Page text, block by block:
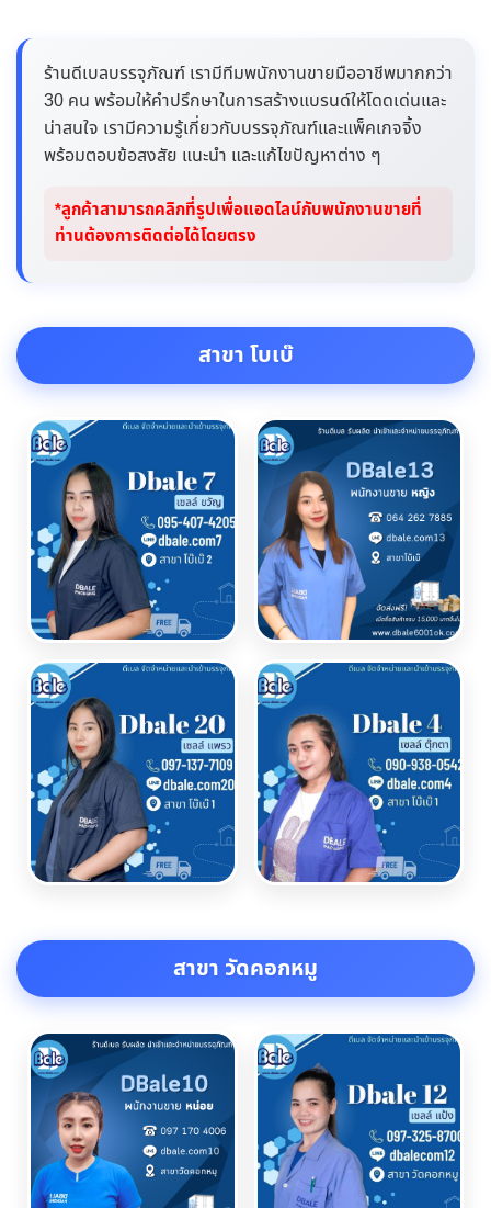
ร้านดีเบลบรรจุภัณฑ์ เรามีทีมพนักงานขายมืออาชีพมากกว่า
30 คน พร้อมให้คำปรึกษาในการสร้างแบรนด์ให้โดดเด่นและ
น่าสนใจ เรามีความรู้เกี่ยวกับบรรจุภัณฑ์และแพ็คเกจจิ้ง
พร้อมตอบข้อสงสัย แนะนำ และแก้ไขปัญหาต่าง ๆ
*ลูกค้าสามารถคลิกที่รูปเพื่อแอดไลน์กับพนักงานขายที่
ท่านต้องการติดต่อได้โดยตรง
สาขา โบเบ๊
สาขา วัดคอกหมู